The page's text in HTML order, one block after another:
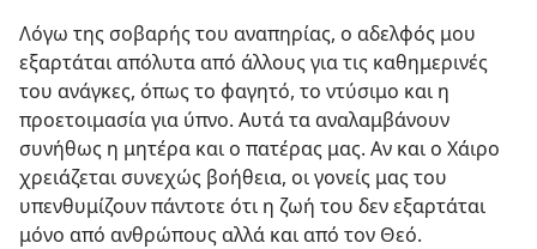
Λόγω της σοβαρής του αναπηρίας, ο αδελφός μου
εξαρτάται απόλυτα από άλλους για τις καθημερινές
του ανάγκες, όπως το φαγητό, το ντύσιμο και η
προετοιμασία για ύπνο. Αυτά τα αναλαμβάνουν
συνήθως η μητέρα και ο πατέρας μας. Αν και ο Χάιρο
χρειάζεται συνεχώς βοήθεια, οι γονείς μας του
υπενθυμίζουν πάντοτε ότι η ζωή του δεν εξαρτάται
μόνο από ανθρώπους αλλά και από τον Θεό.